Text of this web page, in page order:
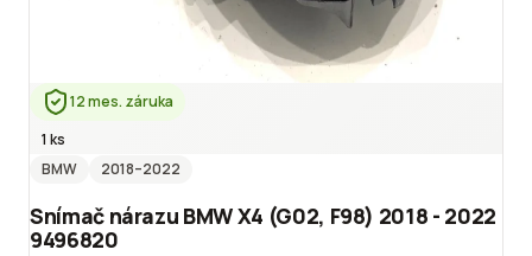
12 mes. záruka
1 ks
BMW
2018–2022
Snímač nárazu BMW X4 (G02, F98) 2018 - 2022
9496820